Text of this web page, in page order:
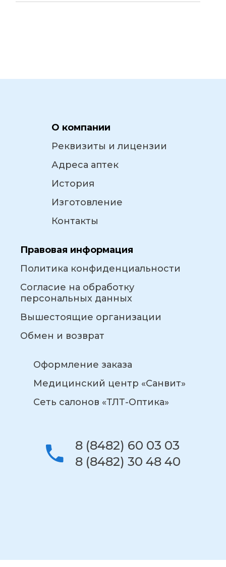
О компании
Реквизиты и лицензии
Адреса аптек
История
Изготовление
Контакты
Правовая информация
Политика конфиденциальности
Согласие на обработку
персональных данных
Вышестоящие организации
Обмен и возврат
Оформление заказа
Медицинский центр «Санвит»
Сеть салонов «ТЛТ-Оптика»
8 (8482) 60 03 03
8 (8482) 30 48 40